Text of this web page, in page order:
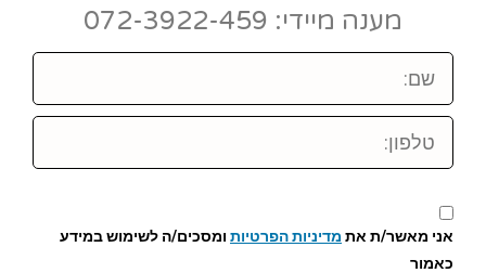
מענה מיידי: 072-3922-459
שם:
טלפון:
אני מאשר/ת את מדיניות הפרטיות ומסכים/ה לשימוש במידע
כאמור